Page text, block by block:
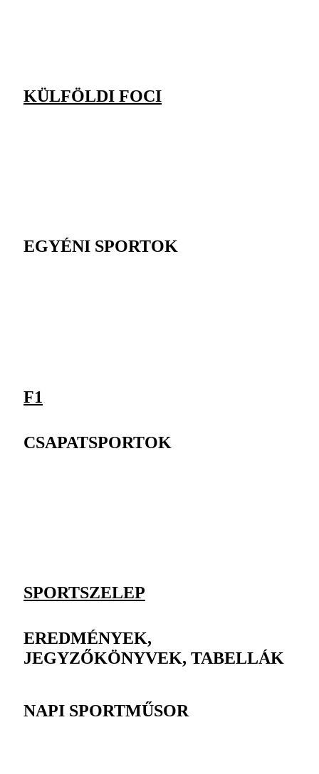
KÜLFÖLDI FOCI
EGYÉNI SPORTOK
F1
CSAPATSPORTOK
SPORTSZELEP
EREDMÉNYEK,
JEGYZŐKÖNYVEK, TABELLÁK
NAPI SPORTMŰSOR